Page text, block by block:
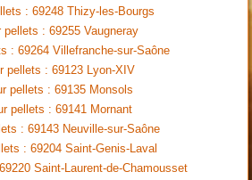
: 69248 Thizy-les-Bourgs
pellets : 69255 Vaugneray
: 69264 Villefranche-sur-Saône
pellets : 69123 Lyon-XIV
pellets : 69135 Monsols
pellets : 69141 Mornant
: 69143 Neuville-sur-Saône
: 69204 Saint-Genis-Laval
Saint-Laurent-de-Chamousset